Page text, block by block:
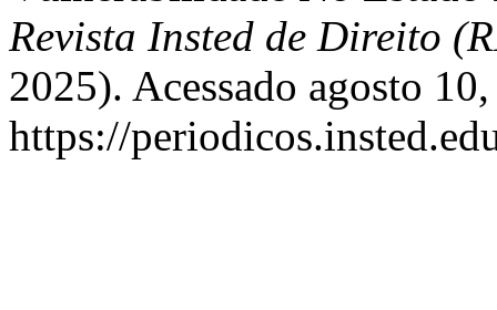
Revista Insted de Direito
2025). Acessado agosto
https://